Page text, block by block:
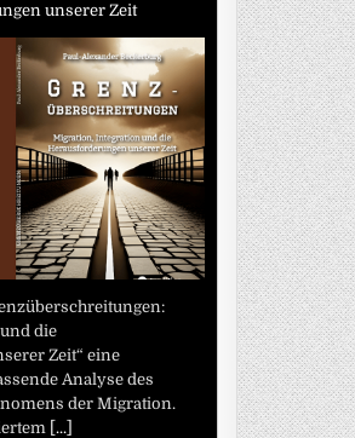
unserer Zeit
die
Zeit“ eine
Analyse des
der Migration.
[...]